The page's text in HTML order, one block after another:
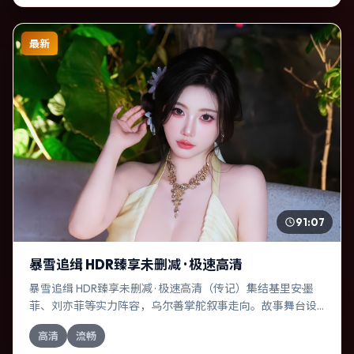
最新
91:07
暴雪追缉 HDR臻享未删减 · 极速高清
暴雪追缉 HDR臻享未删减 · 极速高清（传记）集结基里安·墨
菲、刘亦菲等实力阵容，乌尔善掌舵叙事走向。故事舞台设
定于中国台湾，围绕一次意外选择展开连锁反应；配乐与色
彩高度服务于主题，结尾留白耐人寻味。
高清 流畅